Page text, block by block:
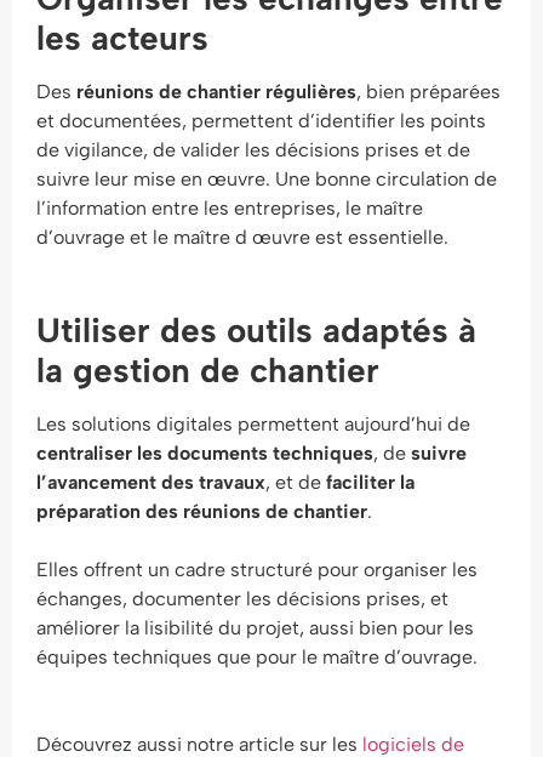
les acteurs
Des réunions de chantier régulières, bien préparées
et documentées, permettent d’identifier les points
de vigilance, de valider les décisions prises et de
suivre leur mise en œuvre. Une bonne circulation de
l’information entre les entreprises, le maître
d’ouvrage et le maître d œuvre est essentielle.
Utiliser des outils adaptés à
la gestion de chantier
Les solutions digitales permettent aujourd’hui de
centraliser les documents techniques, de suivre
l’avancement des travaux, et de faciliter la
préparation des réunions de chantier.
Elles offrent un cadre structuré pour organiser les
échanges, documenter les décisions prises, et
améliorer la lisibilité du projet, aussi bien pour les
équipes techniques que pour le maître d’ouvrage.
Découvrez aussi notre article sur les logiciels de